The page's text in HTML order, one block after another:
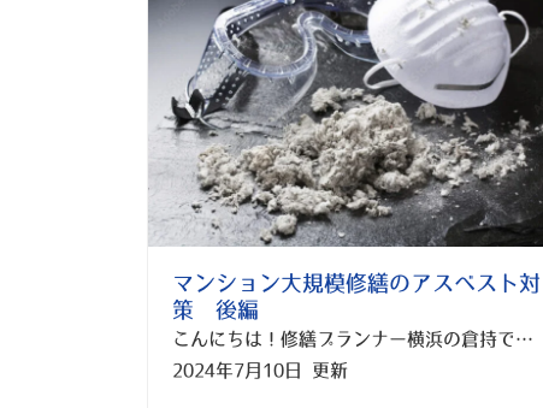
マンション大規模修繕のアスベスト対
策 後編
こんにちは！修繕プランナー横浜の倉持です。 前回の記事では、「マンション大規模修繕のアスベスト対策」の前半としてアスベストの基礎をご紹介させていただきました。 後半では、この3つのテーマでアスベスト対策を学びましょう！！ ・アスベスト事前調査 ・アスベスト除去方法 ・アスベスト調査・除去に関する補助金 アスベストの調査方法から除去方法、さらに補助金について詳しく紹介します。 この記事を読むことで、アスベスト対策の基本的な知識と実際の対応方法が分かり、賃貸アパートやマンションの管理がスムーズに行えるようになりますよ！ 1. アスベスト事前調査 まずはアスベストが使用されているかどうかを確認するための調査方法について説明します！！ 1.1 アスベスト調査の必要性 ブログの前半でも説明しましたが、アスベストは過去に広く建材として使用されており、特に築20年以上の建物では高い確率でアスベストが含まれている可能性があります。 アスベストを含む建材が劣化すると、健康に害を及ぼす微細な繊維が空気中に飛散するのです。 したがって、まずはアスベストが実在するかどうかを確認することが重要です。 1.2 事前調査（書面調査） 事前調査の第1段階は書面による調査です。 建物の図面や建材の使用記録を確認したり、オーナ様や過去の経緯をよく知る施設管理者や工事業者等の関係者に対するヒアリング等により情報を入手し、アスベストが使用されている可能性のある箇所を特定します。 書面調査は調査対象建築物に関する情報を理解・把握することにより、次の段階である現地での目視調査の効率性を高めるとともに、調査の質を高める重要な工程です！ 1.3 事前調査（現地での目視調査） 設計図書や完成図書等の書面はアスベストを含む建材の使用状況に関する情報を完全に網羅しているものではなく、必ずしも建築物の現状を表したものとは限らないことから、原則として現地に赴き目視調査を行うことが必要になります。 ただし、平成18（2006）年9月1日以後に設置の工事に着手した施設の設備に関しては、書面調査の工事着手日を確認することで、アスベストを含む建材が使用されていないと判断できます。 1.4 事前調査（有無の判断） 現地での目視調査を踏まえ、①書面調査との照合、②分析による判定、③アスベストを有りとみなしと取り扱うこと、この3つのどれかでアスベストの有無を判断します。 2. アスベスト除去方法 次にアスベストが有りの場合、どのように除去していくのかご説明します！ アスベストのレベルに合わせて5つの工法に分かれます。 2.1 除去工法 （レベル1～3） アスベストが含まれる資材・建材を下地からすべて取り除き、新たな資材・建材に入れ替える工法です。 専用の機材を使うので、他の工法と比べると費用が高くなるケースが多いです。 メリットとしては、アスベストを完全に除去するため、一回除去してしまえば、改築後はアスベストの管理をしなくて済みます。 2.2 封じ込め工法 （レベル1～3） 既存のアスベストに溶剤を吹き付けて固着・固定化し、大気中へ飛散しないように覆う工法です。 作業時にアスベストの飛散リスクが低いうえ、短時間で作業できます。 2.3 囲い込み工法 （レベル1～3） アスベストが含まれる資材・建材はそのままにアスベストを含まない建材で覆って密閉することで飛散を防ぐ工法です。 上記の「封じ込め工法」と「囲い込み工法」は、どちらも短時間で作業は終わりますが、アスベストを除去するわけではないので、定期的な検査やメンテナンスといった管理が必要になります。 さらに、将来建物を解体することになった場合には、結局アスベストの除去が必要になってしまうため、注意が必要です。 2.4 隔離方法 （レベル3） アスベストが含まれている仕上げ塗材などを薬剤によってやわらかくしてから取り除く工法です。 散水をする必要がないため作業後の処理が楽ですが、取り残しがある場合は他の工法との併用が必要になります。 2.5 ウォータージェット工法 （レベル2） 高い水圧の水を噴射し、湿潤化したうえでアスベストを除去する工法です。 隔離工法と似ていますが、薬剤は使わず水のみを使用するので環境への影響も低いと言われています。 ただ、高圧水の設備を使うため費用が高くなる可能性が高いです。 ５つの除去する方法をご紹介しましたが、まずは業者さんと相談し、アスベストのレベルに合わせて適切な工法を提案してもらい、検討していくことが大切です。 3. アスベスト調査・除去に関する補助金 アスベストの調査・除去にかかる費用は高額になることがありますが、補助金を利用することで経済的な負担を軽減できます。 神奈川県と横浜市で行われいる制度をご紹介させていただきます。 3.1 神奈川県の制度 神奈川県では、民間建築物の所有者の方などに対して、アスベスト含有調査に要する費用の補助を行っています。 ・対象建築物 平成元年以前に建築確認を得て着工された、アスベストを含んでいる恐れのある吹付材が施工されている、 （1）不特定多数の方が利用する延べ面積300平方メートル以上1000平方メートル未満の建築物 （2）エレベーターがある建築物（エレベーターの昇降路及び機械室に限る） のいずれかに該当し、これまでアスベスト含有調査を実施していない民間建築物。 ・補助額 補助限度額は一棟当たり25万円です。 ただし、含有調査を1検体のみ行う場合の限度額は16万円となります。 3.2 横浜市の制度 横浜市では、多数の方が利用する民間建築物（店舗、事務所、駐車場等）に施工されている吹付アスベストについて、無料の含有調査や、除去等工事に要する費用の補助を行っています。 〇吹付アスベスト含有調査 横浜市が居たくしている専門業者が訪問し、吹付け建材にアスベストが含まれているかどうかを無料で調査します。 〇吹付アスベスト除去等（工事に要する費用の補助） 「吹付アスベスト」または「アスベスト含有吹付ロックウール」について、除去等など対策工事を行う場合に、費用を補助します。 ・対象建築物 多数の方が利用する民間建築物（店舗、事務所、駐車場、工場、倉庫など） 共同住宅の場合は共用部分のみ（機械室なども対象に含みます。） ・対象外 個人の住宅 除却を予定している建築物 吹付建材以外の建材の調査及び除去等（屋根材に使われる形成板、外壁の仕上げ塗材等） アスベスト含有調査の場合で、過去に本事業によりアスベスト含有調査の補助等を受けた建築物と同一敷地内の建築物 アスベスト除去等の場合で、過去に本事業によりアスベスト除去等の補助等を受けた建築物と同一敷地内の建築物 アスベスト除去等又はアスベスト含有調査に関する他の補助を受けている建築物 建築基準法に違反している建築 ・補助額 含有調査は無料。 除去などの対策工事は、費用の2/3（上限300万円）を補助。 ・対象となる除去方法 ①除去工法 ②封じ込め工法 4. まとめ この記事では、アスベストの調査方法、除去方法、補助金について詳しく解説しました。アスベスト問題は放置すると重大な健康被害を引き起こす可能性がありますので、適切な対策を講じることが重要です。 しっかり管理し、安全な住環境を提供することで、住民の皆さんの信頼を得ることにも繋がります。 横浜市でアパート・マンションの大規模修繕、外壁塗装、防水工事を検討している方は、是非この記事を参考にしてくださいね！ 修繕プランナー横浜では、横浜市でお客様にピッタリのプランを提案しています。 横浜市のアパート・マンションの大規模修繕、外壁塗装、防水工事は修繕プランナー横浜にお任せください！！ 横浜市で大規模修繕・防水工事の事でお悩みなら 分かりやすく、相談しやすい！ 横浜市内に大規模修繕が気軽に相談できるショールームOPEN中！ ▼来店予約はこちら！
2024年7月10日 更新